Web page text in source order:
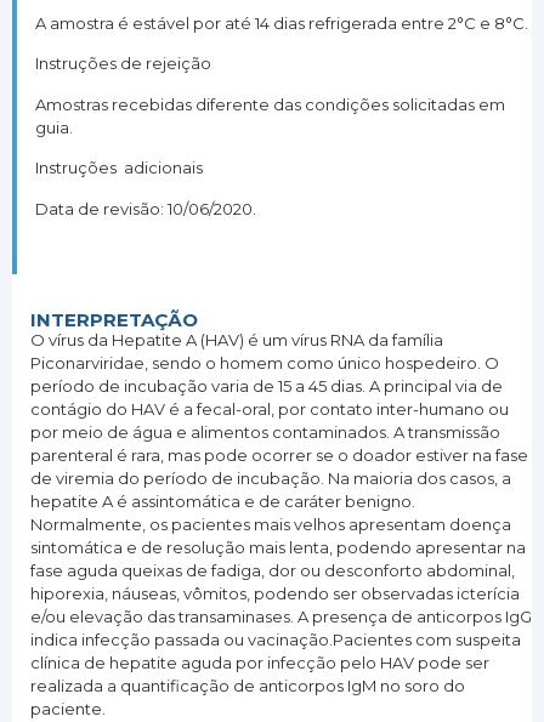
A amostra é estável por até 14 dias refrigerada entre 2°C e 8°C.
Instruções de rejeição
Amostras recebidas diferente das condições solicitadas em
guia.
Instruções adicionais
Data de revisão: 10/06/2020.
INTERPRETAÇÃO
O vírus da Hepatite A (HAV) é um vírus RNA da família
Piconarviridae, sendo o homem como único hospedeiro. O
período de incubação varia de 15 a 45 dias. A principal via de
contágio do HAV é a fecal-oral, por contato inter-humano ou
por meio de água e alimentos contaminados. A transmissão
parenteral é rara, mas pode ocorrer se o doador estiver na fase
de viremia do período de incubação. Na maioria dos casos, a
hepatite A é assintomática e de caráter benigno.
Normalmente, os pacientes mais velhos apresentam doença
sintomática e de resolução mais lenta, podendo apresentar na
fase aguda queixas de fadiga, dor ou desconforto abdominal,
hiporexia, náuseas, vômitos, podendo ser observadas icterícia
e/ou elevação das transaminases. A presença de anticorpos IgG
indica infecção passada ou vacinação.Pacientes com suspeita
clínica de hepatite aguda por infecção pelo HAV pode ser
realizada a quantificação de anticorpos IgM no soro do
paciente.